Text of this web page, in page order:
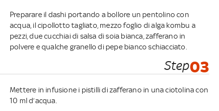
Preparare il dashi portando a bollore un pentolino con
acqua, il cipollotto tagliato, mezzo foglio di alga kombu a
pezzi, due cucchiai di salsa di soia bianca, zafferano in
polvere e qualche granello di pepe bianco schiacciato.
Step03
Mettere in infusione i pistilli di zafferano in una ciotolina con
10 ml d’acqua.